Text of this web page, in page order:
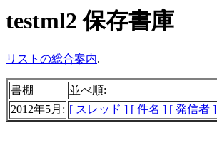
testml2 保存書庫
リストの総合案内.
書棚 並べ順:
2012年5月: [ スレッド ] [ 件名 ] [ 発信者 ]